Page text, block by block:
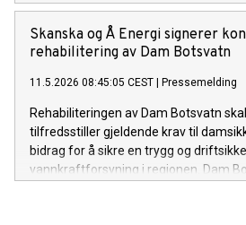
Skanska og Å Energi signerer
rehabilitering av Dam Botsvatn
11.5.2026 08:45:05 CEST Pressemelding
Rehabiliteringen av Dam Botsvatn
tilfredsstiller gjeldende krav til
bidrag for å sikre en trygg og
vannkraftforsyning i regionen. Dam